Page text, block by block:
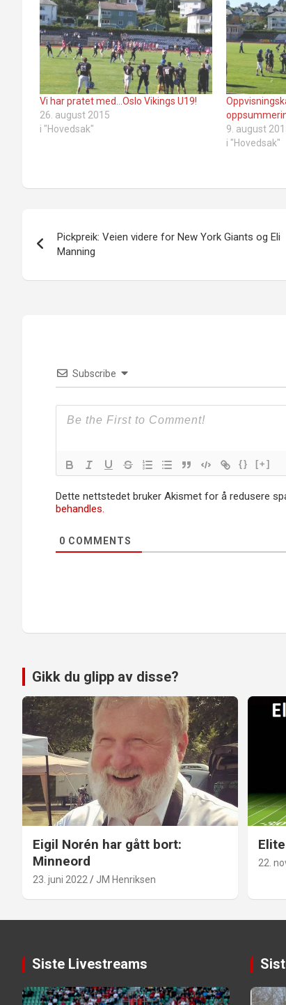
Vi har pratet med…Oslo Vikings U19!
26. august 2015
i "Hovedsak"
9. august
i "Hovedsak"
Pickpreik: Veien videre for New York Giants og Eli
Manning
Subscribe
{} [+]
Dette nettstedet bruker Akismet for å redusere
behandles.
0 COMMENTS
Gikk du glipp av disse?
Eigil Norén har gått bort:
Minneord
23. juni 2022 JM Henriksen
22.
Siste Livestreams